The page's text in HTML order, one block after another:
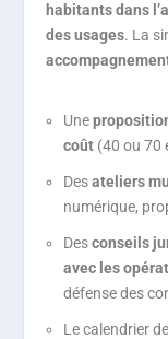
habitants dans
des usages. La
Une
coût (40 ou 70
Desateliers
numérique,
Desconseils
avec les
défense des
Le calendrier